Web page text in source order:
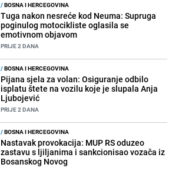
/BOSNA I HERCEGOVINA
Tuga nakon nesreće kod Neuma: Supruga
poginulog motocikliste oglasila se
emotivnom objavom
PRIJE 2 DANA
/BOSNA I HERCEGOVINA
Pijana sjela za volan: Osiguranje odbilo
isplatu štete na vozilu koje je slupala Anja
Ljubojević
PRIJE 2 DANA
/BOSNA I HERCEGOVINA
Nastavak provokacija: MUP RS oduzeo
zastavu s ljiljanima i sankcionisao vozača iz
Bosanskog Novog